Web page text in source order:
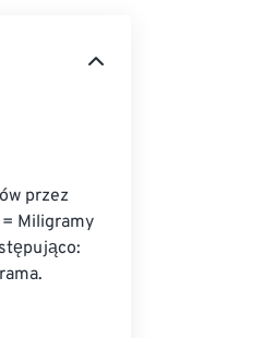
przez
Miligramy